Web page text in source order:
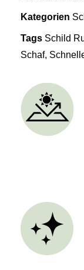
Kategorien
Tags Schild
Schaf,